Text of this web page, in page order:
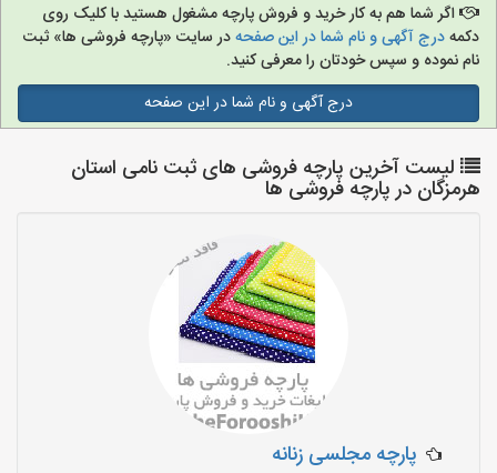
اگر شما هم به کار خرید و فروش پارچه مشغول هستید با کلیک روی
دکمهدرج آگهی و نام شما در این صفحهدر سایت «پارچه فروشی ها» ثبت
نام نموده و سپس خودتان را معرفی کنید.
درج آگهی و نام شما در این صفحه
لیست آخرین پارچه فروشی های ثبت نامی استان
هرمزگان در پارچه فروشی ها
پارچه مجلسی زنانه